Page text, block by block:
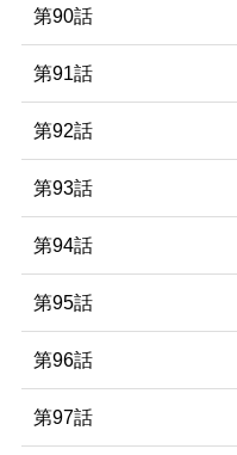
第90話
第91話
第92話
第93話
第94話
第95話
第96話
第97話